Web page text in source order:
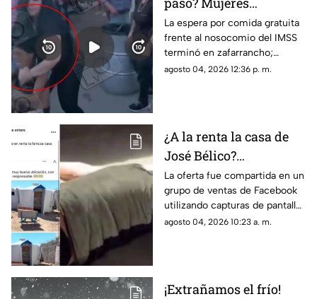
protagonizan peculiar
riña con jalones de
cabello en fila de
burritos y desatan
La espera por comida gratuita
frente al nosocomio del IMSS
terminó en zafarrancho;
testigos tuvieron que
agosto 04, 2026 12:36 p. m.
¿A la renta la casa de
José Bélico?
Publicación en redes
desata diversas
opiniones en Ciudad
Juárez
La oferta fue compartida en un
grupo de ventas de Facebook
utilizando capturas de pantalla
tomadas del canal Unique
agosto 04, 2026 10:23 a. m.
¡Extrañamos el frío!